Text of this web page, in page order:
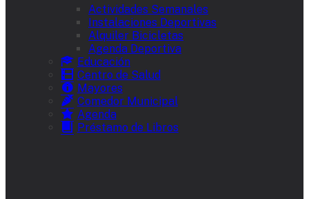
Actividades Semanales
Instalaciones Deportivas
Alquiler Bicicletas
Agenda Deportiva
Educación
Centro de Salud
Mayores
Comedor Municipal
Agenda
Préstamo de Libros